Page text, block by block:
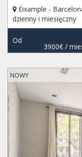
Eixample -
dzienny i miesięczny
Od
3900€/
NOWY